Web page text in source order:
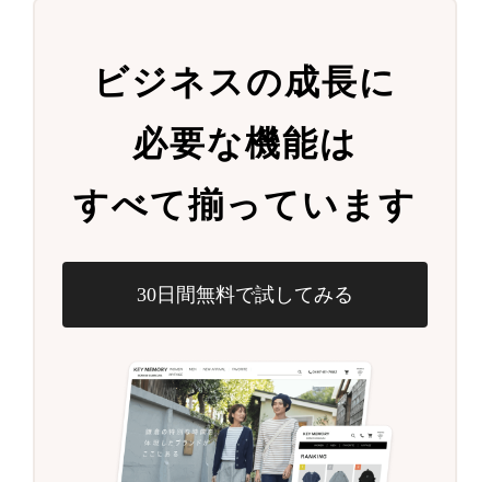
ビジネスの成長に
必要な機能は
すべて揃っています
30日間無料で試してみる